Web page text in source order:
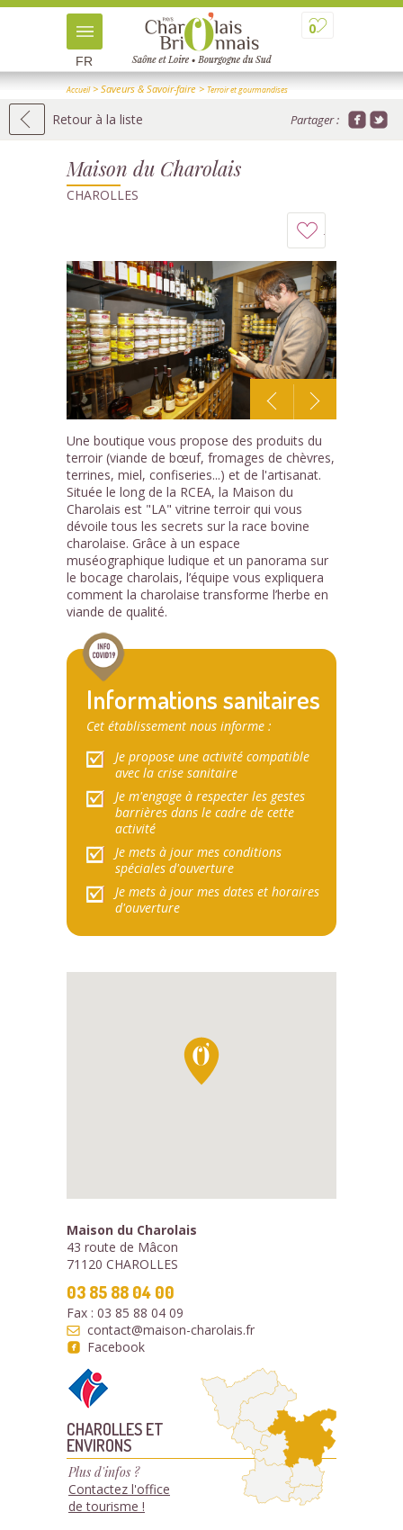
0
FR
Accueil> Saveurs & Savoir-faire > Terroir et gourmandises
Retour à la liste Partager :
Maison du Charolais
CHAROLLES
à
mon
carnet
1 /9
Une boutique vous propose des produits du
terroir (viande de bœuf, fromages de chèvres,
terrines, miel, confiseries...) et de l'artisanat.
Située le long de la RCEA, la Maison du
Charolais est "LA" vitrine terroir qui vous
dévoile tous les secrets sur la race bovine
charolaise. Grâce à un espace
muséographique ludique et un panorama sur
le bocage charolais, l’équipe vous expliquera
comment la charolaise transforme l’herbe en
viande de qualité.
Informations sanitaires
Cet établissement nous informe :
Je propose une activité compatible
avec la crise sanitaire
Je m'engage à respecter les gestes
barrières dans le cadre de cette
activité
Je mets à jour mes conditions
spéciales d'ouverture
Je mets à jour mes dates et horaires
d'ouverture
Maison du Charolais
43 route de Mâcon
71120 CHAROLLES
03 85 88 04 00
Fax : 03 85 88 04 09
contact@maison-charolais.fr
Facebook
CHAROLLES ET
ENVIRONS
Plus d'infos ?
Contactez l'office
de tourisme !